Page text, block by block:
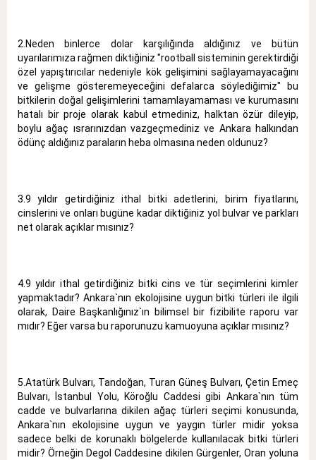
2.Neden binlerce dolar karşılığında aldığınız ve bütün
uyarılarımıza rağmen diktiğiniz "rootball sisteminin gerektirdiği
özel yapıştırıcılar nedeniyle kök gelişimini sağlayamayacağını
ve gelişme gösteremeyeceğini defalarca söylediğimiz" bu
bitkilerin doğal gelişimlerini tamamlayamaması ve kurumasını
hatalı bir proje olarak kabul etmediniz, halktan özür dileyip,
boylu ağaç ısrarınızdan vazgeçmediniz ve Ankara halkından
ödünç aldığınız paraların heba olmasına neden oldunuz?
3.9 yıldır getirdiğiniz ithal bitki adetlerini, birim fiyatlarını,
cinslerini ve onları bugüne kadar diktiğiniz yol bulvar ve parkları
net olarak açıklar mısınız?
4.9 yıldır ithal getirdiğiniz bitki cins ve tür seçimlerini kimler
yapmaktadır? Ankara`nın ekolojisine uygun bitki türleri ile ilgili
olarak, Daire Başkanlığınız`ın bilimsel bir fizibilite raporu var
mıdır? Eğer varsa bu raporunuzu kamuoyuna açıklar mısınız?
5.Atatürk Bulvarı, Tandoğan, Turan Güneş Bulvarı, Çetin Emeç
Bulvarı, İstanbul Yolu, Köroğlu Caddesi gibi Ankara`nın tüm
cadde ve bulvarlarına dikilen ağaç türleri seçimi konusunda,
Ankara`nın ekolojisine uygun ve yaygın türler midir yoksa
sadece belki de korunaklı bölgelerde kullanılacak bitki türleri
midir? Örneğin Degol Caddesine dikilen Gürgenler, Oran yoluna